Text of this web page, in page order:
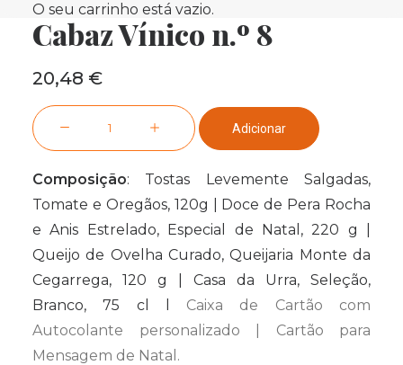
O seu carrinho está vazio.
Cabaz Vínico n.º 8
20,48 €
Quantidade
de
Adicionar
Composição: Tostas Levemente Salgadas,
Tomate e Oregãos, 120g | Doce de Pera Rocha
e Anis Estrelado, Especial de Natal, 220 g |
Queijo de Ovelha Curado, Queijaria Monte da
Cegarrega, 120 g | Casa da Urra, Seleção,
Branco, 75 cl
Caixa de Cartão com
Autocolante personalizado | Cartão para
Mensagem de Natal.